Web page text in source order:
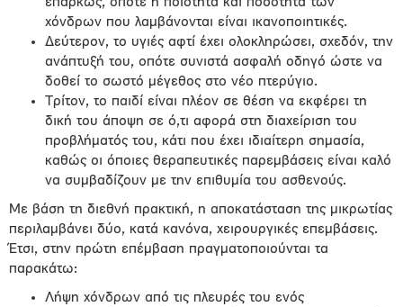
χόνδρων που λαμβάνονται είναι ικανοποιητικές.
Δεύτερον, το υγιές αφτί έχει ολοκληρώσει, σχεδόν, την
ανάπτυξή του, οπότε συνιστά ασφαλή οδηγό ώστε να
δοθεί το σωστό μέγεθος στο νέο πτερύγιο.
Τρίτον, το παιδί είναι πλέον σε θέση να εκφέρει τη
δική του άποψη σε ό,τι αφορά στη διαχείριση του
προβλήματός του, κάτι που έχει ιδιαίτερη σημασία,
καθώς οι όποιες θεραπευτικές παρεμβάσεις είναι καλό
να συμβαδίζουν με την επιθυμία του ασθενούς.
Με βάση τη διεθνή πρακτική, η αποκατάσταση της μικρωτίας
περιλαμβάνει δύο, κατά κανόνα, χειρουργικές επεμβάσεις.
Έτσι, στην πρώτη επέμβαση πραγματοποιούνται τα
παρακάτω:
Λήψη χόνδρων από τις πλευρές του ενός